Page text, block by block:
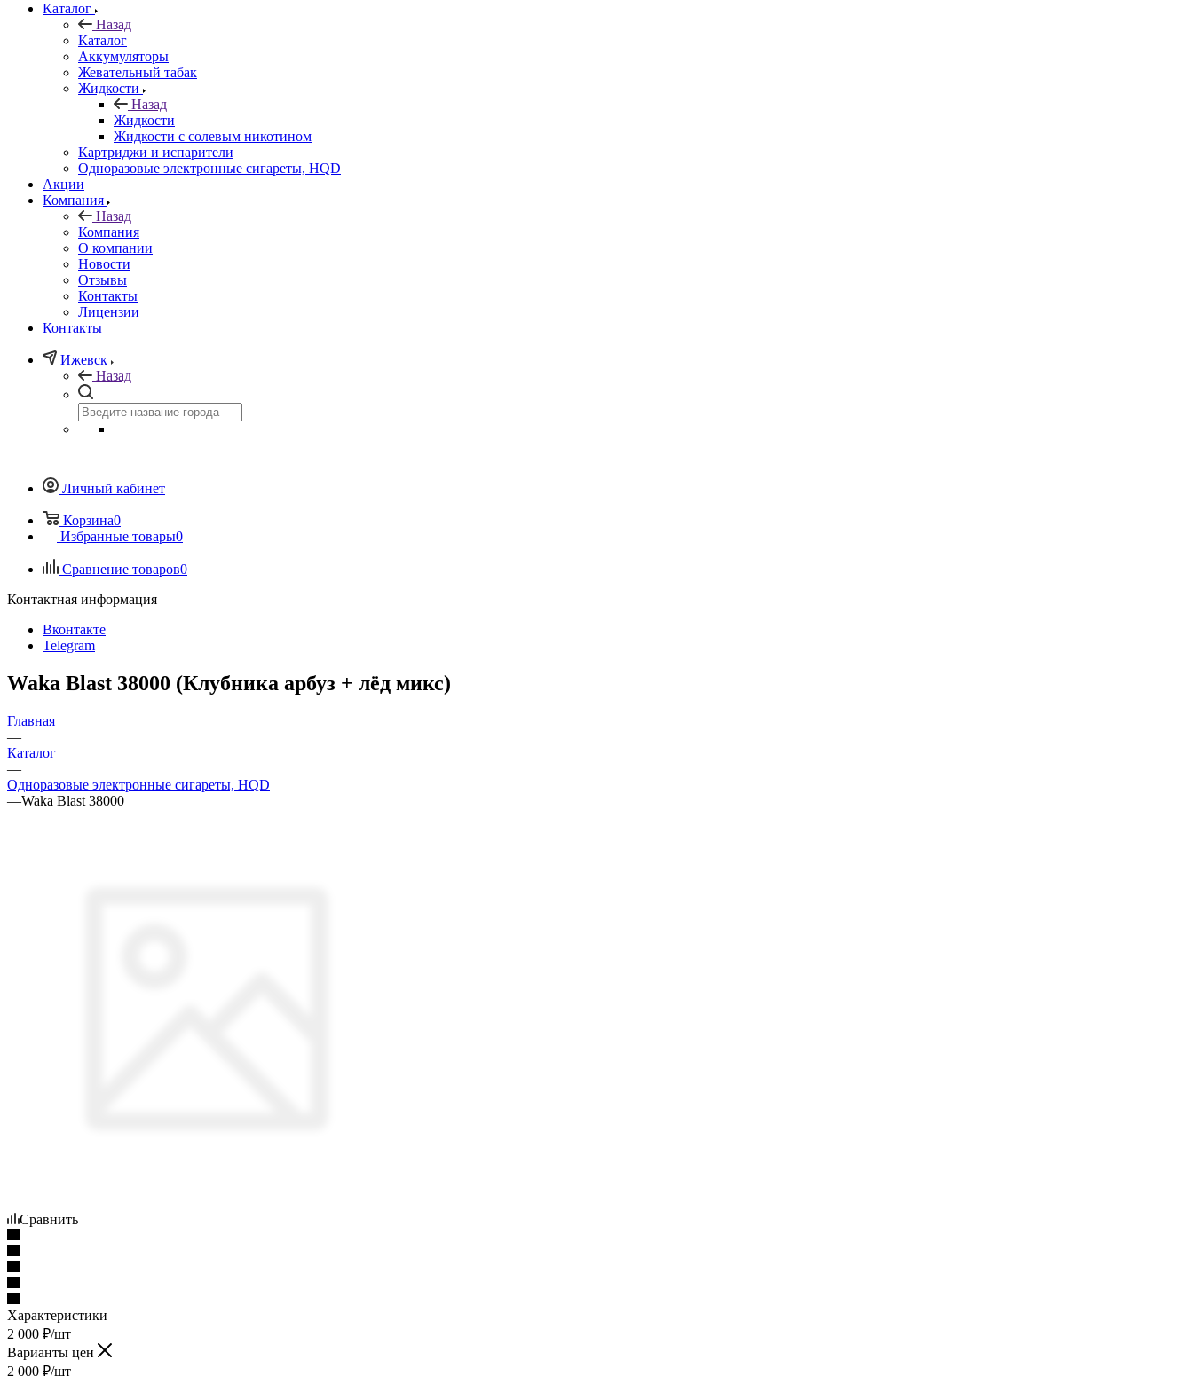
Каталог
Назад
Каталог
Аккумуляторы
Жевательный табак
Жидкости
Назад
Жидкости
Жидкости с солевым никотином
Картриджи и испарители
Одноразовые электронные сигареты, HQD
Акции
Компания
Назад
Компания
О компании
Новости
Отзывы
Контакты
Лицензии
Контакты
Ижевск
Назад
Личный кабинет
Корзина0
Избранные товары0
Сравнение товаров0
Контактная информация
Вконтакте
Telegram
Waka Blast 38000 (Клубника арбуз + лёд микс)
Главная
—
Каталог
—
Одноразовые электронные сигареты, HQD
—Waka Blast 38000
Сравнить
Характеристики
2 000 ₽/шт
Варианты цен
2 000 ₽/шт